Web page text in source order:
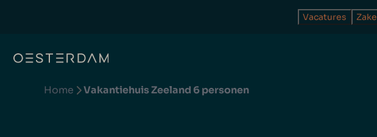
Vacatures
Home Vakantiehuis Zeeland 6 personen